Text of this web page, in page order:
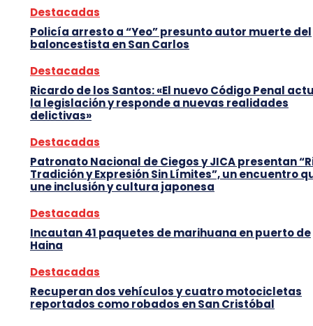
Destacadas
Policía arresto a “Yeo” presunto autor muerte del
baloncestista en San Carlos
Destacadas
Ricardo de los Santos: «El nuevo Código Penal
la legislación y responde a nuevas realidades
delictivas»
Destacadas
Patronato Nacional de Ciegos y JICA presentan
Tradición y Expresión Sin Límites”, un encuentro
une inclusión y cultura japonesa
Destacadas
Incautan 41 paquetes de marihuana en puerto de
Haina
Destacadas
Recuperan dos vehículos y cuatro motocicletas
reportados como robados en San Cristóbal